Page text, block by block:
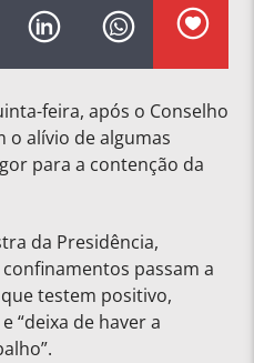
feira, após o Conselho
o alívio de algumas
para a contenção da
da Presidência,
passam a
testem positivo,
“deixa de haver a